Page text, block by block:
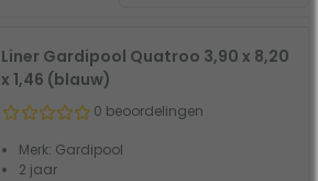
Liner Gardipool Quatroo 3,90 x 8,20
x 1,46 (blauw)
0 beoordelingen
Merk: Gardipool
2 jaar